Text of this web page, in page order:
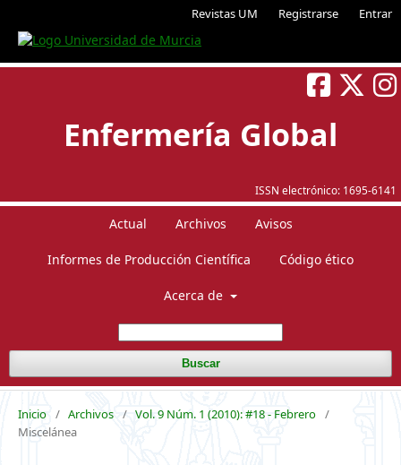
Revistas UM Registrarse Entrar
ISSN electrónico: 1695-6141
Enfermería Global
Actual Archivos Avisos
Informes de Producción Científica Código ético
Acerca de
Buscar
Inicio / Archivos / Vol. 9 Núm. 1 (2010): #18 - Febrero /
Miscelánea